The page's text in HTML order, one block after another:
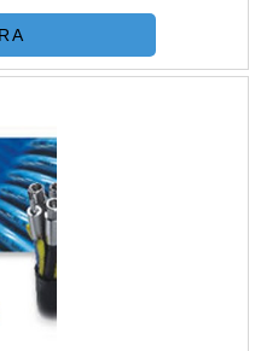
muito mais
utilizados,
aplicações ao
às mais
O desenho
ainda a
para